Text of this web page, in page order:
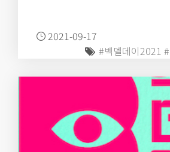
2021-09-17
#벡델데이2021